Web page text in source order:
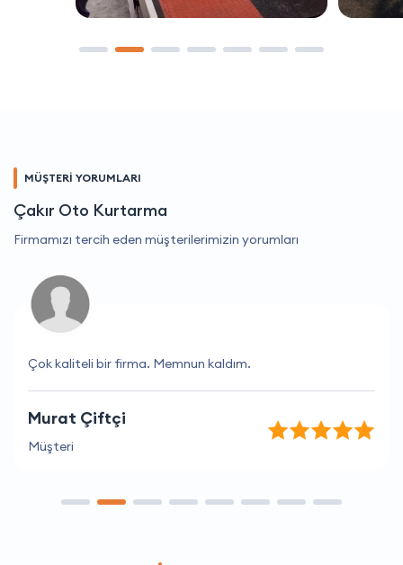
MÜŞTERİ YORUMLARI
Çakır Oto Kurtarma
Firmamızı tercih eden müşterilerimizin yorumları
Çok kaliteli bir firma. Memnun kaldım.
Murat Çiftçi
Müşteri